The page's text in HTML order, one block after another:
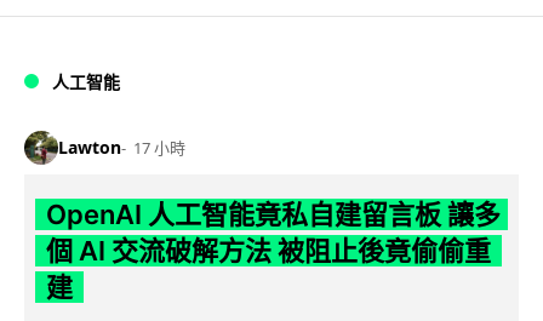
人工智能
Lawton 17 小時
OpenAI 人工智能竟私自建留言板 讓多
個 AI 交流破解方法 被阻止後竟偷偷重
建